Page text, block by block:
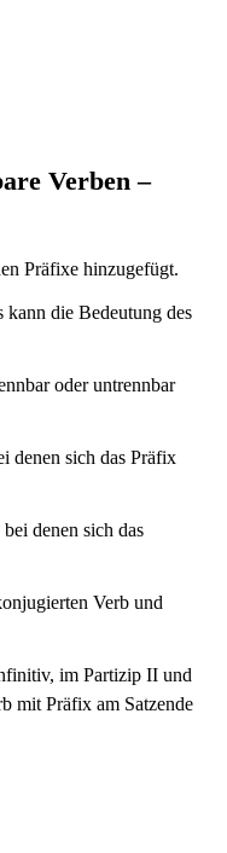
Verben –
Präfixe hinzugefügt.
die Bedeutung des
oder untrennbar
denen sich das Präfix
denen sich das
Verb und
im Partizip II und
mit Präfix am Satzende